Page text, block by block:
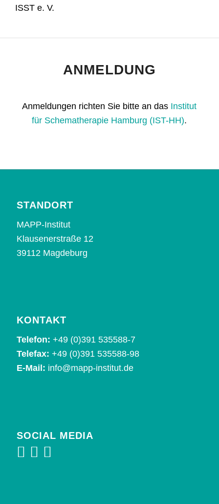
ISST e. V.
ANMELDUNG
Anmeldungen richten Sie bitte an das Institut
für Schematherapie Hamburg (IST-HH).
STANDORT
MAPP-Institut
Klausenerstraße 12
39112 Magdeburg
KONTAKT
Telefon: +49 (0)391 535588-7
Telefax: +49 (0)391 535588-98
E-Mail: info@mapp-institut.de
SOCIAL MEDIA